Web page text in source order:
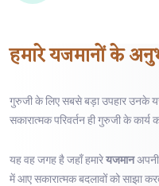
हमारेयजमानोंके
गुरुजी के लिए सबसे बड़ा उपहार उनके
सकारात्मक परिवर्तन ही गुरुजी के कार्य
यह वह जगह है जहाँ हमारेयजमान
में आए सकारात्मक बदलावों को साझा